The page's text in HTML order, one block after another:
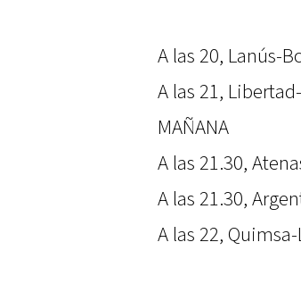
A las 20, Lanús-
A las 21,
MAÑANA
A las 21.30,
A las 21.30,
A las 22,